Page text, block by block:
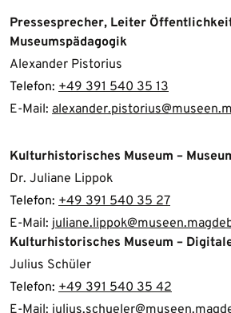
Pressesprecher, Leiter
Museumspädagogik
Alexander Pistorius
Telefon: +49 391 540 35 13
E-Mail:
Kulturhistorisches Museum –
Dr. Juliane Lippok
Telefon: +49 391 540 35 27
E-Mail:
Kulturhistorisches Museum –
Julius Schüler
Telefon: +49 391 540 35 42
E-Mail: